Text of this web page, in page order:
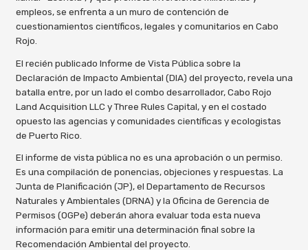
empleos, se enfrenta a un muro de contención de
cuestionamientos científicos, legales y comunitarios en Cabo
Rojo.
El recién publicado Informe de Vista Pública sobre la
Declaración de Impacto Ambiental (DIA) del proyecto, revela una
batalla entre, por un lado el combo desarrollador, Cabo Rojo
Land Acquisition LLC y Three Rules Capital, y en el costado
opuesto las agencias y comunidades científicas y ecologistas
de Puerto Rico.
El informe de vista pública no es una aprobación o un permiso.
Es una compilación de ponencias, objeciones y respuestas. La
Junta de Planificación (JP), el Departamento de Recursos
Naturales y Ambientales (DRNA) y la Oficina de Gerencia de
Permisos (OGPe) deberán ahora evaluar toda esta nueva
información para emitir una determinación final sobre la
Recomendación Ambiental del proyecto.